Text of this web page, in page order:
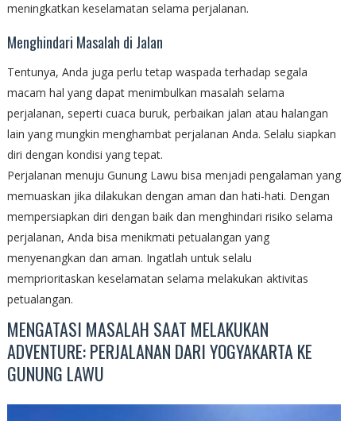
meningkatkan keselamatan selama perjalanan.
Menghindari Masalah di Jalan
Tentunya, Anda juga perlu tetap waspada terhadap segala
macam hal yang dapat menimbulkan masalah selama
perjalanan, seperti cuaca buruk, perbaikan jalan atau halangan
lain yang mungkin menghambat perjalanan Anda. Selalu siapkan
diri dengan kondisi yang tepat.
Perjalanan menuju Gunung Lawu bisa menjadi pengalaman yang
memuaskan jika dilakukan dengan aman dan hati-hati. Dengan
mempersiapkan diri dengan baik dan menghindari risiko selama
perjalanan, Anda bisa menikmati petualangan yang
menyenangkan dan aman. Ingatlah untuk selalu
memprioritaskan keselamatan selama melakukan aktivitas
petualangan.
MENGATASI MASALAH SAAT MELAKUKAN
ADVENTURE: PERJALANAN DARI YOGYAKARTA KE
GUNUNG LAWU